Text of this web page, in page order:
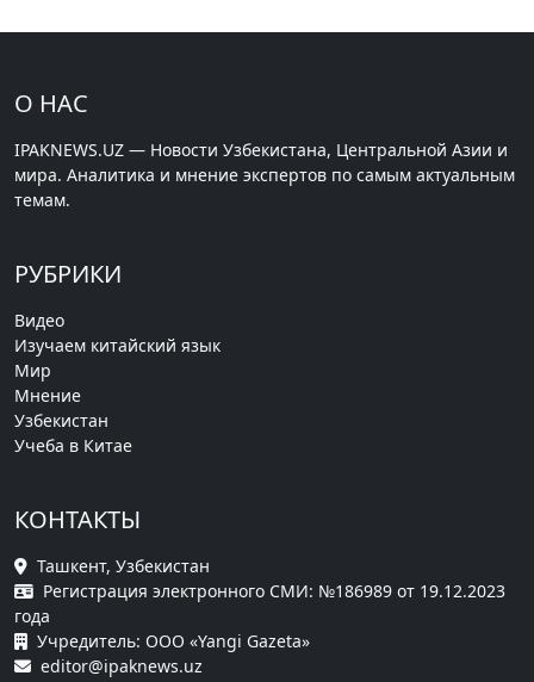
О НАС
IPAKNEWS.UZ — Новости Узбекистана, Центральной Азии и
мира. Аналитика и мнение экспертов по самым актуальным
темам.
РУБРИКИ
Видео
Изучаем китайский язык
Мир
Мнение
Узбекистан
Учеба в Китае
КОНТАКТЫ
Ташкент, Узбекистан
Регистрация электронного СМИ: №186989 от 19.12.2023
года
Учредитель: ООО «Yangi Gazeta»
editor@ipaknews.uz